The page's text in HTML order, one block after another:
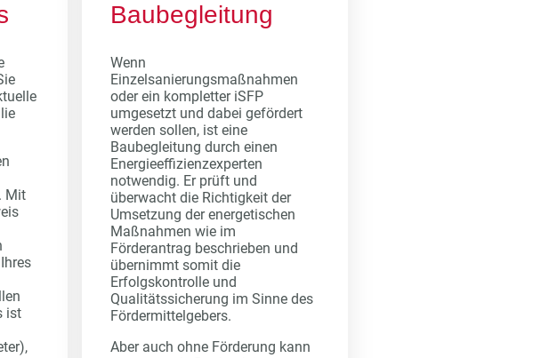
Mit
ist
Baubegleitung
Wenn
Einzelsanierungsmaßnahmen
oder ein kompletter iSFP
umgesetzt und dabei gefördert
werden sollen, ist eine
Baubegleitung durch einen
Energieeffizienzexperten
notwendig. Er prüft und
überwacht die Richtigkeit der
Umsetzung der energetischen
Maßnahmen wie im
Förderantrag beschrieben und
übernimmt somit die
Erfolgskontrolle und
Qualitätssicherung im Sinne des
Fördermittelgebers.
Aber auch ohne Förderung kann